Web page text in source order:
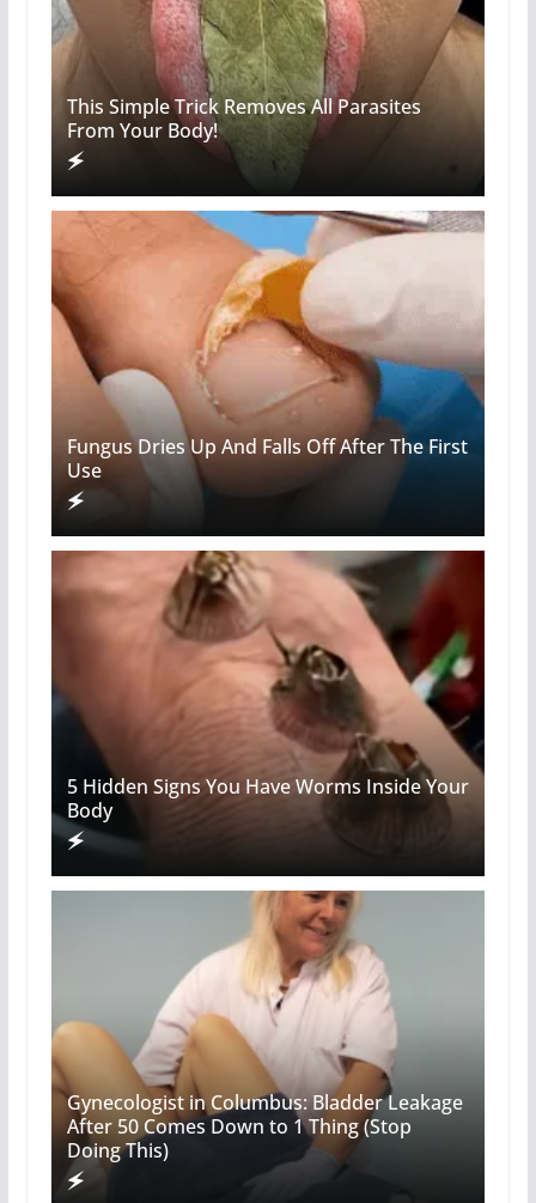
This Simple Trick Removes All Parasites
From Your Body!
Fungus Dries Up And Falls Off After The First
Use
5 Hidden Signs You Have Worms Inside Your
Body
Gynecologist in Columbus: Bladder Leakage
After 50 Comes Down to 1 Thing (Stop
Doing This)